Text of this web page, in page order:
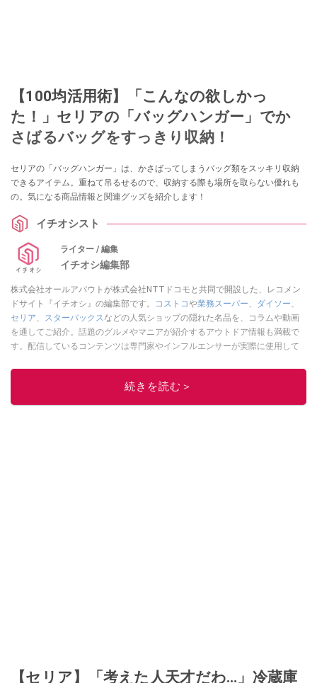
【100均活用術】「こんなの欲しかっ
た！」セリアの「バッグハンガー」でか
さばるバッグをすっきり収納！
セリアの「バッグハンガー」は、かさばってしまうバッグ類をスッキリ収納
できるアイテム。重ねて吊るせるので、収納する際も場所を取らない優れも
の。気になる商品情報と関連グッズを紹介します！
イチオシスト
ライター / 編集
イチオシ編集部
株式会社オールアバウトが株式会社NTTドコモと共同で開設した、レコメン
ドサイト『イチオシ』の編集部です。
コストコや業務スーパー、 ダイソー、
セリア、 スターバックスなどの人気ショップの隠れた名品を、コラムや動画
を通してご紹介。話題のグルメやマニアが紹介するアウトドア情報も満載で
す。配信しているコンテンツは専門家やインフルエンサーが実際に使用して
ニュースでフォロー
続きを読む＞
【セリア】「考えた人天才だわ…」冷蔵庫